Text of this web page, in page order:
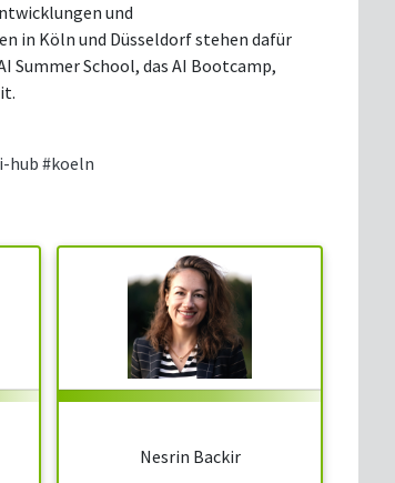
und
in Köln und Düsseldorf stehen dafür
Summer School, das AI Bootcamp,
hub #koeln
Nesrin Backir